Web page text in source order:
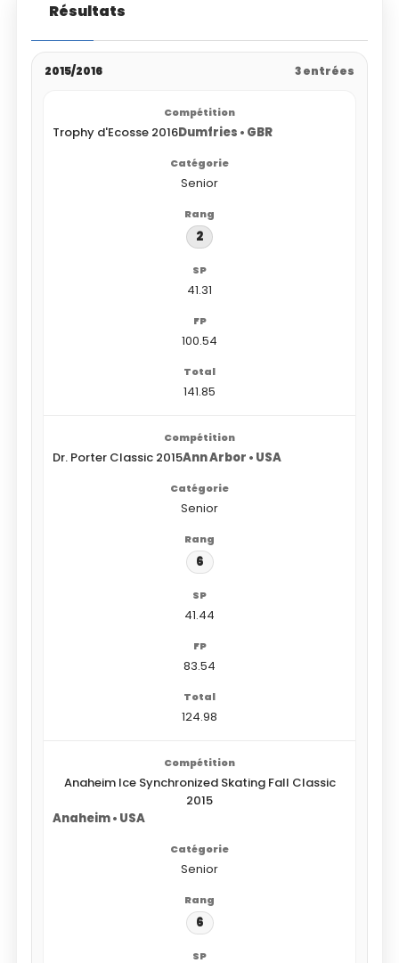
Résultats
2015/2016 3 entrées
Trophy d'Ecosse 2016Dumfries • GBR
Senior
2
41.31
100.54
141.85
Dr. Porter Classic 2015Ann Arbor • USA
Senior
6
41.44
83.54
124.98
Anaheim Ice Synchronized Skating Fall Classic
2015
Anaheim • USA
Senior
6